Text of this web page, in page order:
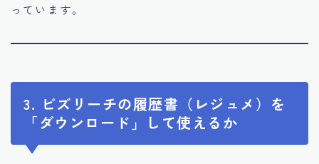
っています。
3. ビズリーチの履歴書（レジュメ）を
「ダウンロード」して使えるか